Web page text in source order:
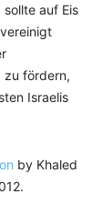
auf Eis
zu fördern,
Israelis
by Khaled